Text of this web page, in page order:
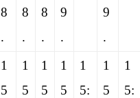
8
.
8
.
8
.
9
.
9
.
1
5
1
5
1
5
1
5
1
5:
1
5
1
5: